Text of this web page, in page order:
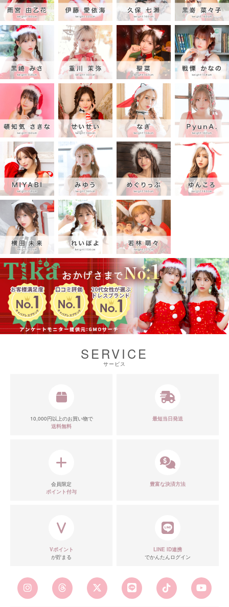
■セット内容
SERVICE
サービス
10,000円以上のお買い物で
送料無料
最短当日発送
会員限定
ポイント付与
豊富な決済方法
Vポイント
が貯まる
LINE ID連携
でかんたんログイン